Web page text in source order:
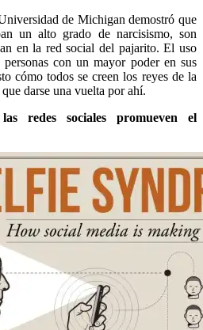
de Michigan demostró que
un alto grado de narcisismo, son
en la red social del pajarito. El uso
con un mayor poder en sus
cómo todos se creen los reyes de la
darse una vuelta por ahí.
redes sociales promueven el